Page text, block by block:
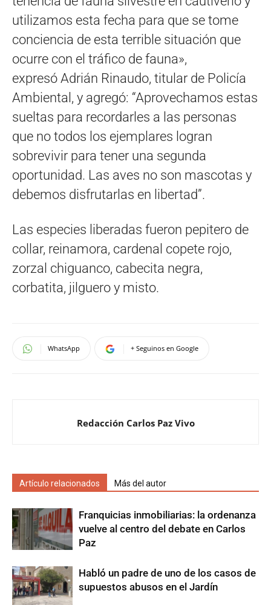
utilizamos esta fecha para que se tome
conciencia de esta terrible situación que
ocurre con el tráfico de fauna»,
expresó Adrián Rinaudo, titular de Policía
Ambiental, y agregó: “Aprovechamos estas
sueltas para recordarles a las personas
que no todos los ejemplares logran
sobrevivir para tener una segunda
oportunidad. Las aves no son mascotas y
debemos disfrutarlas en libertad”.
Las especies liberadas fueron pepitero de
collar, reinamora, cardenal copete rojo,
zorzal chiguanco, cabecita negra,
corbatita, jilguero y misto.
WhatsApp + Seguinos en Google
Redacción Carlos Paz Vivo
Artículo relacionados Más del autor
Franquicias inmobiliarias: la ordenanza
vuelve al centro del debate en Carlos
Paz
Habló un padre de uno de los casos de
supuestos abusos en el Jardín